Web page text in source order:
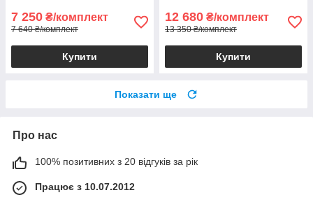
7 250 ₴/комплект
7 640 ₴/комплект
Купити
12 680 ₴/комплект
13 350 ₴/комплект
Купити
Показати ще
Про нас
100% позитивних з 20 відгуків за рік
Працює з 10.07.2012